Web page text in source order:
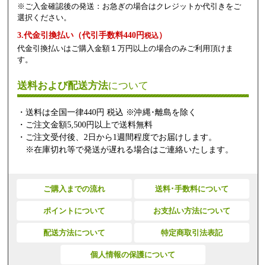
※ご入金確認後の発送：お急ぎの場合はクレジットか代引きをご
選択ください。
3.代金引換払い（代引手数料440円税込）
代金引換払いはご購入金額１万円以上の場合のみご利用頂けま
す。
送料および配送方法について
・送料は全国一律440円 税込 ※沖縄･離島を除く
・ご注文金額5,500円以上で送料無料
・ご注文受付後、2日から1週間程度でお届けします。
※在庫切れ等で発送が遅れる場合はご連絡いたします。
ご購入までの流れ 送料･手数料について
ポイントについて お支払い方法について
配送方法について 特定商取引法表記
個人情報の保護について